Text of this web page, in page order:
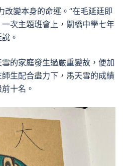
改變本身的命運。”在毛延廷即
次主題班會上，關橋中學七年
。
的家庭發生過嚴重變故，便加
生配合盡力下，馬天雪的成績
十名。